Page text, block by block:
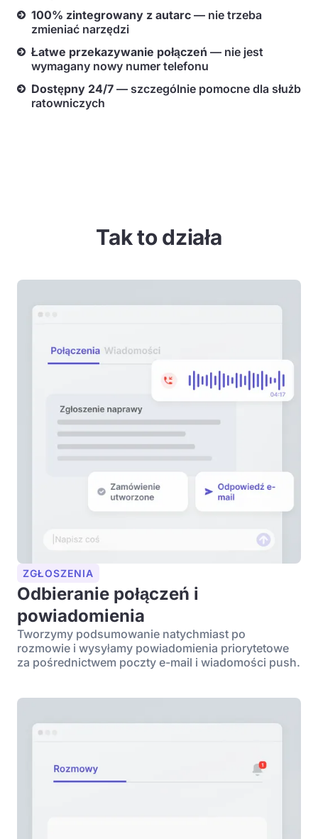
100% zintegrowany z autarc — nie trzeba
zmieniać narzędzi
Łatwe przekazywanie połączeń — nie jest
wymagany nowy numer telefonu
Dostępny 24/7 — szczególnie pomocne dla służb
ratowniczych
Tak to działa
ZGŁOSZENIA
Odbieranie połączeń i
powiadomienia
Tworzymy podsumowanie natychmiast po
rozmowie i wysyłamy powiadomienia priorytetowe
za pośrednictwem poczty e-mail i wiadomości push.